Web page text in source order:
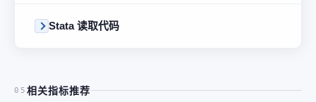
Stata 读取代码
05 相关指标推荐